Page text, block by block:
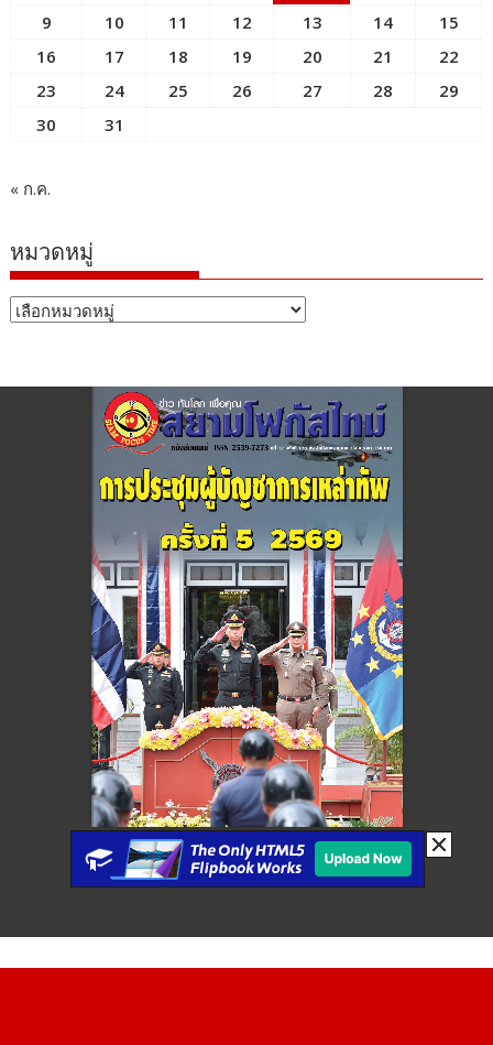
9
10 11 12 13 14
15
16
17 18 19 20 21
22
23
24 25 26 27 28
29
30
31
« ก.ค.
หมวดหมู่
หมวด